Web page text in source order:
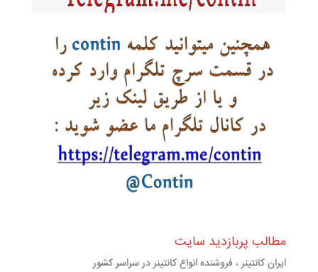
مطالب پربازدید سایت
ایران کانتینر ، فروشنده انواع کانتینر در سراسر کشور